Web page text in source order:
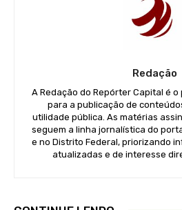
Redação
A Redação do Repórter Capital é
para a publicação de
utilidade pública. As matérias
seguem a linha jornalística do
e no Distrito Federal, priorizando
atualizadas e de interesse